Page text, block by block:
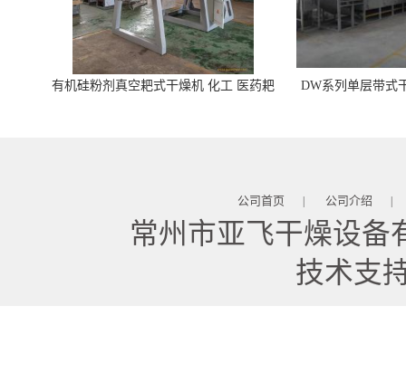
有机硅粉剂真空耙式干燥机 化工 医药耙
DW系列单层带式
公司首页 | 公司介绍 |
常州市亚飞干燥设备
技术支